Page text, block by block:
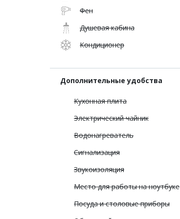
Фен
Душевая кабина
Кондиционер
Дополнительные удобства
Кухонная плита
Электрический чайник
Водонагреватель
Сигнализация
Звукоизоляция
Место для работы на ноутбуке
Посуда и столовые приборы